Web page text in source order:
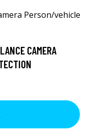
CAMERA